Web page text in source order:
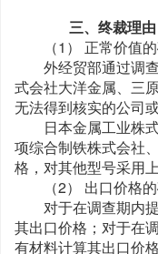
三、终裁理由
（1） 正常价值的
外经贸部通过调查
式会社大洋金属、三
无法得到核实的公司
日本金属工业株式
项综合制铁株式会社
格，对其他型号采用
（2） 出口价格的
对于在调查期内提
其出口价格；对于在
有材料计算其出口价格